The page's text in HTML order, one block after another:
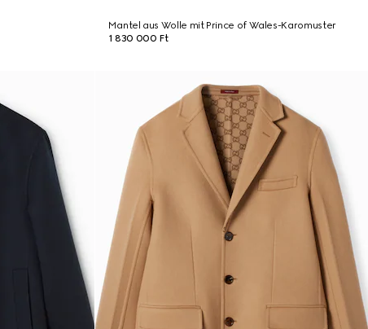
Mantel aus Wolle mit Prince of Wales-Karomuster
1 830 000 Ft